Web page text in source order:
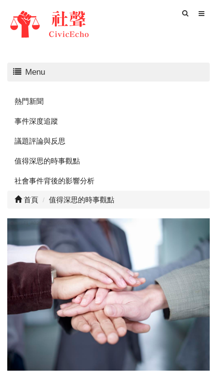
Menu
熱門新聞
事件深度追蹤
議題評論與反思
值得深思的時事觀點
社會事件背後的影響分析
首頁 值得深思的時事觀點